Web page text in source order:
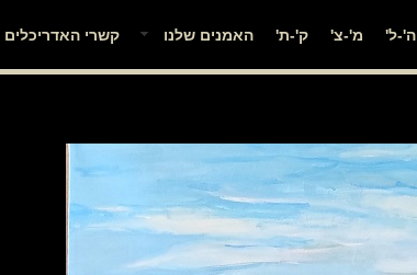
ה'-ל' מ'-צ' ק'-ת' האמנים שלנו קשרי האדריכלים